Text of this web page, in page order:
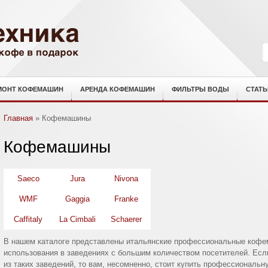
КОФЕМАШИН АРЕНДА КОФЕМАШИН ФИЛЬТРЫ ВОДЫ
Главная » Кофемашины
Кофемашины
Saeco Jura Nivona
WMF Gaggia Franke
Caffitaly La Cimbali Schaerer
В нашем каталоге представлены итальянские профессиональные
использования в заведениях с большим количеством посетителей.
из таких заведений, то вам, несомненно, стоит купить